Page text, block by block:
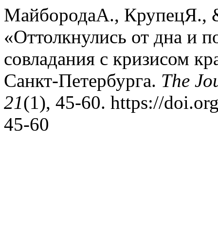
МайбородаА., КрупецЯ.,
«Оттолкнулись от дна и
совладания с кризисом
Санкт-­Петербурга. The
21(1), 45-60. https://
45-60